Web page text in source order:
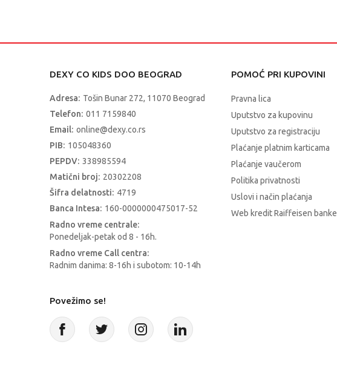
DEXY CO KIDS DOO BEOGRAD
Adresa: Tošin Bunar 272, 11070 Beograd
Telefon: 011 7159840
Email: online@dexy.co.rs
PIB: 105048360
PEPDV: 338985594
Matični broj: 20302208
Šifra delatnosti: 4719
Banca Intesa: 160-0000000475017-52
Radno vreme centrale:
Ponedeljak-petak od 8 - 16h.
Radno vreme Call centra:
Radnim danima: 8-16h i subotom: 10-14h
POMOĆ PRI KUPOVINI
Pravna lica
Uputstvo za kupovinu
Uputstvo za registraciju
Plaćanje platnim karticama
Plaćanje vaučerom
Politika privatnosti
Uslovi i način plaćanja
Web kredit Raiffeisen banke
Povežimo se!